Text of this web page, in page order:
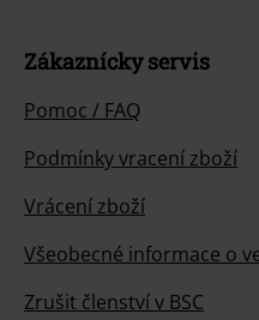
Zákaznícky servis
Pomoc / FAQ
Podmínky vracení zboží
Vrácení zboží
Všeobecné informace o
Zrušit členství v BSC